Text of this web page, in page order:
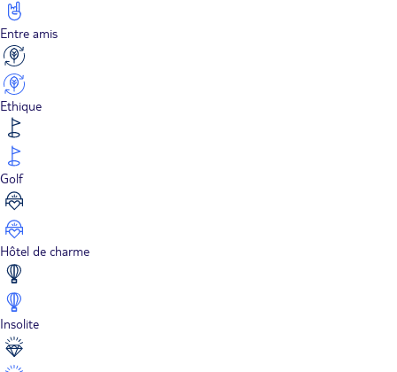
Entre amis
Ethique
Golf
Hôtel de charme
Insolite